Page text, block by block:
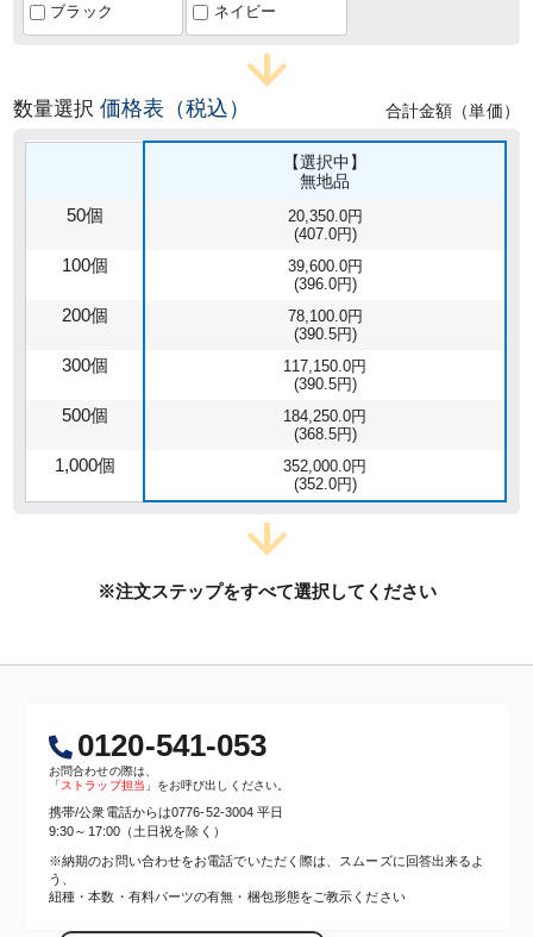
ブラック ネイビー
数量選択価格表（税込） 合計金額（単価）
【選択中】
無地品
50個
20,350.0円
(407.0円)
100個
39,600.0円
(396.0円)
200個
78,100.0円
(390.5円)
300個
117,150.0円
(390.5円)
500個
184,250.0円
(368.5円)
1,000個
352,000.0円
(352.0円)
※注文ステップをすべて選択してください
0120-541-053
お問合わせの際は、
「ストラップ担当 」をお呼び出しください。
携帯/公衆電話からは0776-52-3004 平日
9:30～17:00（土日祝を除く）
※納期のお問い合わせをお電話でいただく際は、スムーズに回答出来るよ
う、
紐種・本数・有料パーツの有無・梱包形態をご教示ください